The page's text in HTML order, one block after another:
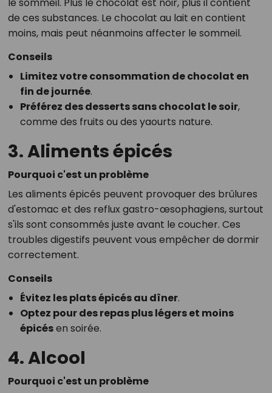
le sommeil. Plus le chocolat est noir, plus il contient
de ces substances. Le chocolat au lait en contient
moins, mais peut néanmoins affecter le sommeil.
Conseils
Limitez votre consommation de chocolat en
fin de journée.
Préférez des desserts sans chocolat le soir,
comme des fruits ou des yaourts nature.
3. Aliments épicés
Pourquoi c'est un problème
Les aliments épicés peuvent provoquer des brûlures
d'estomac et des reflux gastro-œsophagiens, surtout
s'ils sont consommés juste avant le coucher. Ces
troubles digestifs peuvent vous empêcher de dormir
correctement.
Conseils
Évitez les plats épicés au dîner.
Optez pour des repas plus légers et moins
épicésen soirée.
4. Alcool
Pourquoi c'est un problème